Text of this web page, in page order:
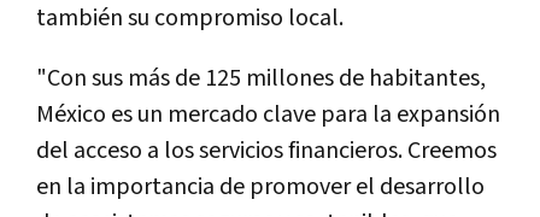
también su compromiso local.
"Con sus más de 125 millones de habitantes,
México es un mercado clave para la expansión
del acceso a los servicios financieros. Creemos
en la importancia de promover el desarrollo